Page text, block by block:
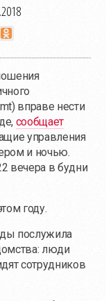
вправе нести
сообщает
управления
и ночью.
вечера в будни
году.
послужила
люди
сотрудников